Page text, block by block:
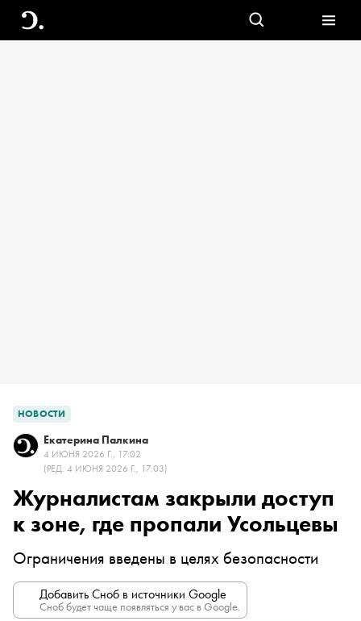
НОВОСТИ
Екатерина Палкина
4 ИЮНЯ 2026 Г., 17:02
(РЕД. 4 ИЮНЯ 2026 Г., 17:03)
Журналистам закрыли доступ
к зоне, где пропали Усольцевы
Ограничения введены в целях безопасности
Добавить Сноб в источники Google
Сноб будет чаще появляться у вас в Google.